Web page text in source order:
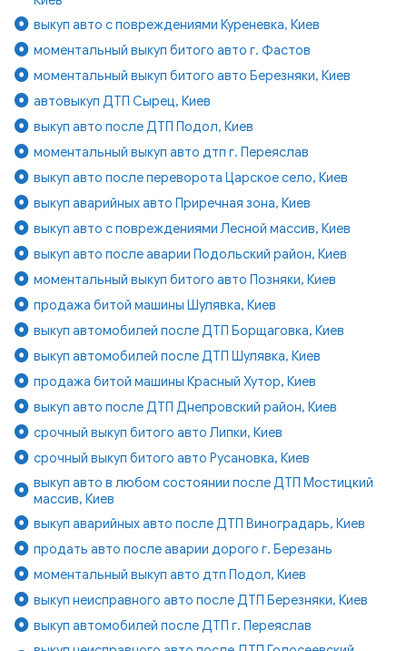
выкуп авто с повреждениями Куреневка, Киев
моментальный выкуп битого авто г. Фастов
моментальный выкуп битого авто Березняки, Киев
автовыкуп ДТП Сырец, Киев
выкуп авто после ДТП Подол, Киев
моментальный выкуп авто дтп г. Переяслав
выкуп авто после переворота Царское село, Киев
выкуп аварийных авто Приречная зона, Киев
выкуп авто с повреждениями Лесной массив, Киев
выкуп авто после аварии Подольский район, Киев
моментальный выкуп битого авто Позняки, Киев
продажа битой машины Шулявка, Киев
выкуп автомобилей после ДТП Борщаговка, Киев
выкуп автомобилей после ДТП Шулявка, Киев
продажа битой машины Красный Хутор, Киев
выкуп авто после ДТП Днепровский район, Киев
срочный выкуп битого авто Липки, Киев
срочный выкуп битого авто Русановка, Киев
выкуп авто в любом состоянии после ДТП Мостицкий
массив, Киев
выкуп аварийных авто после ДТП Виноградарь, Киев
продать авто после аварии дорого г. Березань
моментальный выкуп авто дтп Подол, Киев
выкуп неисправного авто после ДТП Березняки, Киев
выкуп автомобилей после ДТП г. Переяслав